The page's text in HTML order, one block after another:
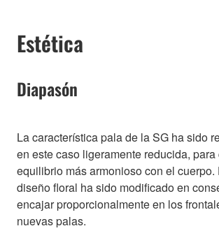
Estética
Diapasón
La característica pala de la SG ha sido
en este caso ligeramente reducida,
equilibrio más armonioso con el
diseño floral ha sido modificado en
encajar proporcionalmente en los
nuevas palas.